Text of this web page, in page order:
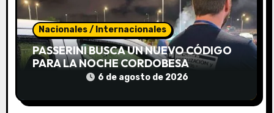
e
n
t
Nacionales / Internacionales
PASSERINI BUSCA UN NUEVO CÓDIGO
PARA LA NOCHE CORDOBESA
ACTUALIZANDO 8 ORDENANZAS
6 de agosto de 2026